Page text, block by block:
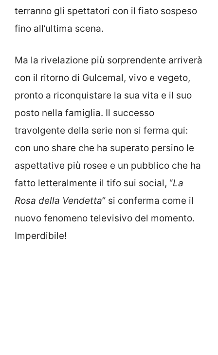
terranno gli spettatori con il fiato sospeso
fino all’ultima scena.
Ma la rivelazione più sorprendente arriverà
con il ritorno di Gulcemal, vivo e vegeto,
pronto a riconquistare la sua vita e il suo
posto nella famiglia. Il successo
travolgente della serie non si ferma qui:
con uno share che ha superato persino le
aspettative più rosee e un pubblico che ha
fatto letteralmente il tifo sui social, “La
Rosa della Vendetta” si conferma come il
nuovo fenomeno televisivo del momento.
Imperdibile!